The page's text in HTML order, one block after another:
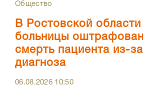
Общество
В Ростовской
больницы
смерть пациента из-
диагноза
06.08.2026 10:50